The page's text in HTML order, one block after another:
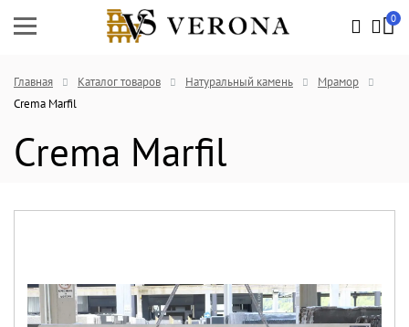
0
Главная Каталог товаров Натуральный камень
Мрамор
Crema Marfil
Crema Marfil